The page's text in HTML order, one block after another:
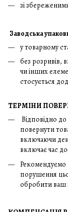
зі
Заводська
у товарному
без розривів,
чи інших
стосується
ТЕРМІНИ
Відповідно
повернути
включаючи
включає час
Рекомендуємо
порушення
обробити ваш